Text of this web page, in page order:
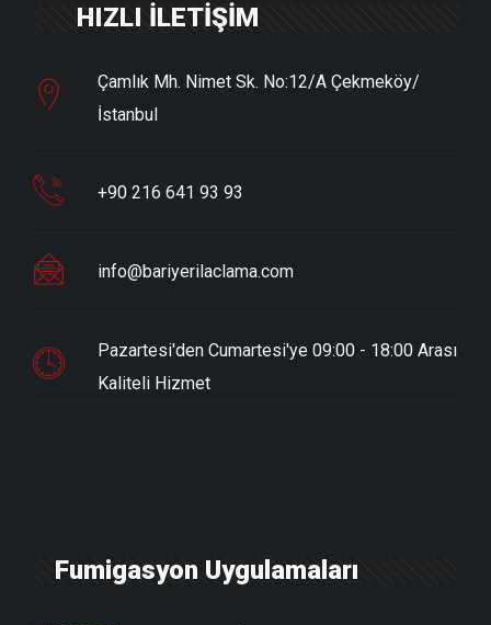
HIZLI İLETİŞİM
Çamlık Mh. Nimet Sk. No:12/A Çekmeköy/
İstanbul
+90 216 641 93 93
info@bariyerilaclama.com
Pazartesi'den Cumartesi'ye 09:00 - 18:00 Arası
Kaliteli Hizmet
Fumigasyon Uygulamaları